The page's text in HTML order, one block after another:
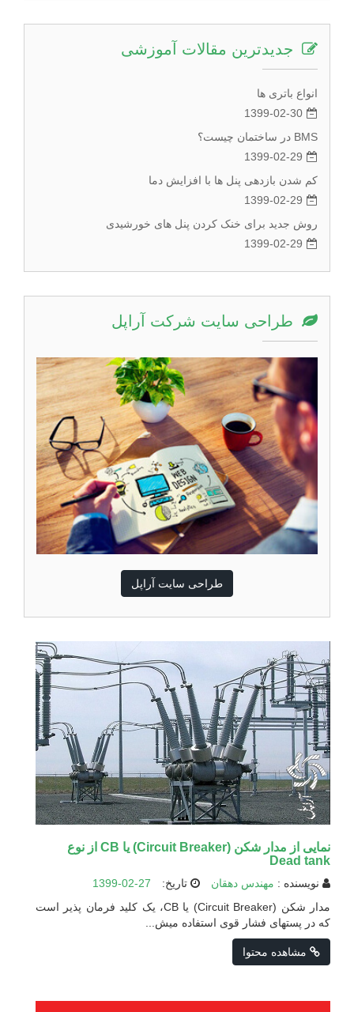
جدیدترین مقالات آموزشی
انواع باتری ها
1399-02-30
BMS در ساختمان چیست؟
1399-02-29
کم شدن بازدهی پنل ها با افزایش دما
1399-02-29
روش جدید برای خنک کردن پنل های خورشیدی
1399-02-29
طراحی سایت شرکت آراپل
طراحی سایت آراپل
نمایی از مدار شکن (Circuit Breaker) یا CB از نوع
Dead tank
نویسنده : مهندس دهقان تاریخ:
1399-02-27
مدار شکن (Circuit Breaker) یا CB، یک کلید فرمان پذیر است
که در پستهای فشار قوی استفاده میش...
مشاهده محتوا